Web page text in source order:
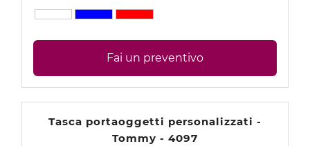
Fai un preventivo
Tasca portaoggetti personalizzati -
Tommy - 4097